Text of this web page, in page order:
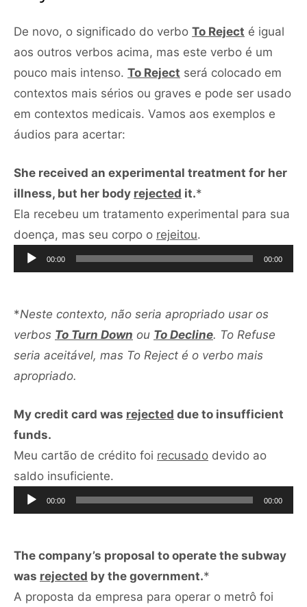
De novo, o significado do verbo To Reject é igual
aos outros verbos acima, mas este verbo é um
pouco mais intenso. To Reject será colocado em
contextos mais sérios ou graves e pode ser usado
em contextos medicais. Vamos aos exemplos e
áudios para acertar:
She received an experimental treatment for her
illness, but her body rejected it.*
Ela recebeu um tratamento experimental para sua
doença, mas seu corpo o rejeitou.
de
áudio
00:00 00:00
*Neste contexto, não seria apropriado usar os
verbos To Turn Down ou To Decline. To Refuse
seria aceitável, mas To Reject é o verbo mais
apropriado.
My credit card was rejected due to insufficient
funds.
Meu cartão de crédito foi recusado devido ao
saldo insuficiente.
de
áudio
00:00 00:00
The company’s proposal to operate the subway
was rejected by the government.*
A proposta da empresa para operar o metrô foi